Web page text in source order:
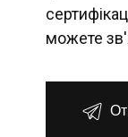
можете